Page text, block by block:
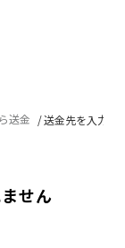
送金 送金先を入力し
せん